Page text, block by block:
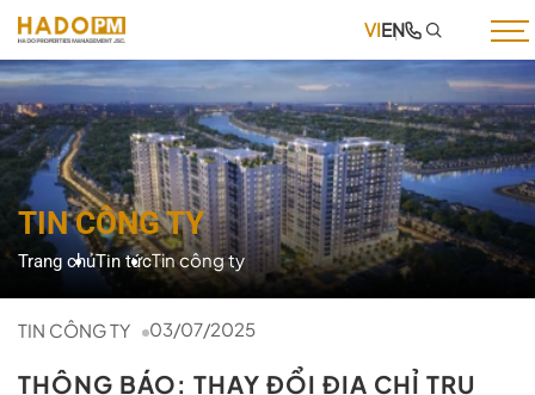
TRANG CHỦ
GIỚI THIỆU
DỊCH VỤ
DỰ ÁN
TUYỂN DỤNG
THƯ VIỆN
VIEN
TIN CÔNG TY
Trang chủTin tứcTin công ty
TIN CÔNG TY 03/07/2025
THÔNG BÁO: THAY ĐỔI ĐỊA CHỈ TRỤ